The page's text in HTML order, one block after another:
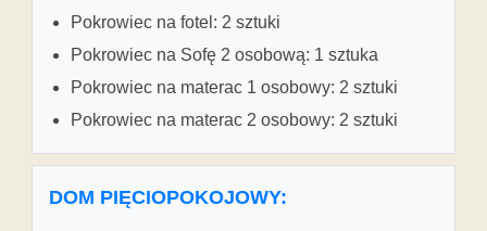
Pokrowiec na fotel: 2 sztuki
Pokrowiec na Sofę 2 osobową: 1 sztuka
Pokrowiec na materac 1 osobowy: 2 sztuki
Pokrowiec na materac 2 osobowy: 2 sztuki
DOM PIĘCIOPOKOJOWY: